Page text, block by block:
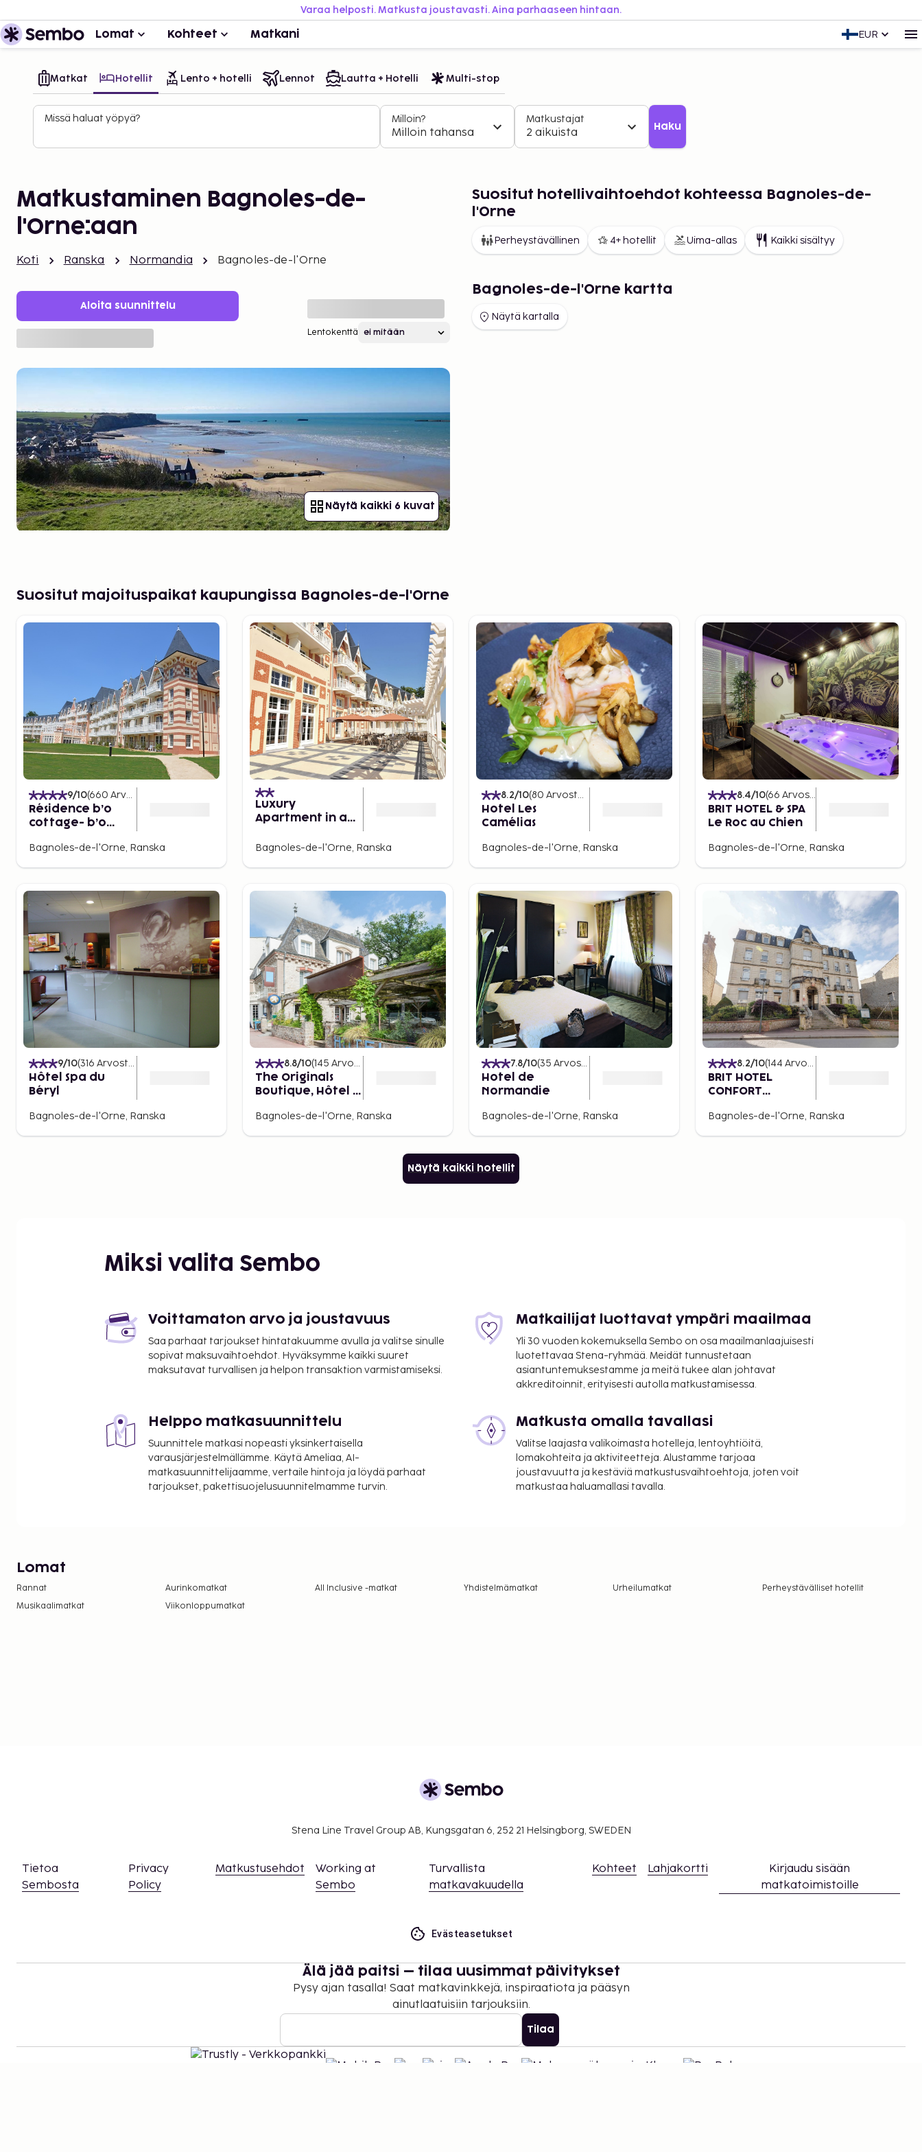
Varaa helposti. Matkusta joustavasti. Aina parhaaseen hintaan.
Lomat Kohteet Matkani EUR
Matkat Hotellit Lento + hotelli Lennot Lautta + Hotelli Multi-stop
Missä haluat yöpyä? Milloin?
Milloin tahansa
Matkustajat
2 aikuista Haku
Matkustaminen Bagnoles-de-
l'Orne:aan
Koti Ranska Normandia Bagnoles-de-l'Orne
Aloita suunnittelu
Lentokenttä
Näytä kaikki 6 kuvat
Suositut hotellivaihtoehdot kohteessa Bagnoles-de-
l'Orne
Perheystävällinen 4+ hotellit Uima-allas Kaikki sisältyy
Bagnoles-de-l'Orne kartta
Näytä kartalla
Suositut majoituspaikat kaupungissa Bagnoles-de-l'Orne
9/10(660 Arvostelut
Résidence b’o
cottage- b’o
spa
Bagnoles-de-l'Orne, Ranska
Luxury
Apartment in a
Called La Belle
Bagnoles-de-l'Orne, Ranska
8.2/10(80 Arvostelut
Hotel Les
Camélias
Bagnoles-de-l'Orne, Ranska
8.4/10(66 Arvostelut
BRIT HOTEL & SPA
Le Roc au Chien
Bagnoles-de-l'Orne, Ranska
9/10(316 Arvostelut
Hôtel Spa du
Béryl
Bagnoles-de-l'Orne, Ranska
8.8/10(145 Arvostelut
The Originals
Boutique, Hôtel Ô
Bagnoles-de-l'Orne, Ranska
7.8/10(35 Arvostelut
Hotel de
Normandie
Bagnoles-de-l'Orne, Ranska
8.2/10(144 Arvostelut
BRIT HOTEL
CONFORT
NORMANDIE
Bagnoles-de-l'Orne, Ranska
Näytä kaikki hotellit
Miksi valita Sembo
Voittamaton arvo ja joustavuus
Saa parhaat tarjoukset hintatakuumme avulla ja valitse sinulle
sopivat maksuvaihtoehdot. Hyväksymme kaikki suuret
maksutavat turvallisen ja helpon transaktion varmistamiseksi.
Matkailijat luottavat ympäri maailmaa
Yli 30 vuoden kokemuksella Sembo on osa maailmanlaajuisesti
luotettavaa Stena-ryhmää. Meidät tunnustetaan
asiantuntemuksestamme ja meitä tukee alan johtavat
akkreditoinnit, erityisesti autolla matkustamisessa.
Helppo matkasuunnittelu
Suunnittele matkasi nopeasti yksinkertaisella
varausjärjestelmällämme. Käytä Ameliaa, AI-
matkasuunnittelijaamme, vertaile hintoja ja löydä parhaat
tarjoukset, pakettisuojelusuunnitelmamme turvin.
Matkusta omalla tavallasi
Valitse laajasta valikoimasta hotelleja, lentoyhtiöitä,
lomakohteita ja aktiviteetteja. Alustamme tarjoaa
joustavuutta ja kestäviä matkustusvaihtoehtoja, joten voit
matkustaa haluamallasi tavalla.
Lomat
Rannat Aurinkomatkat All Inclusive -matkat Yhdistelmämatkat Urheilumatkat
Perheystävälliset hotellit
Musikaalimatkat
Viikonloppumatkat
Stena Line Travel Group AB, Kungsgatan 6, 252 21 Helsingborg, SWEDEN
Tietoa
Sembosta
Privacy
Policy
Matkustusehdot
Working at
Sembo
Turvallista
matkavakuudella
Kohteet Lahjakortti
Kirjaudu sisään
matkatoimistoille
Evästeasetukset
Älä jää paitsi – tilaa uusimmat päivitykset
Pysy ajan tasalla! Saat matkavinkkejä, inspiraatiota ja pääsyn
ainutlaatuisiin tarjouksiin.
Tilaa